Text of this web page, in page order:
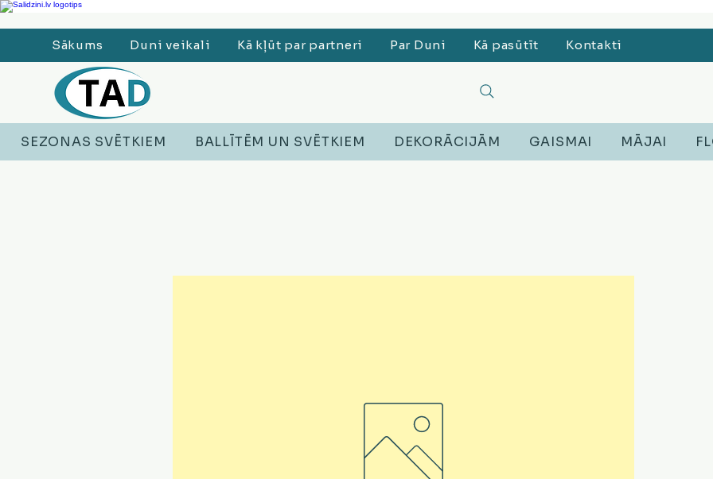
Ledusskapji, Sadzīves tehnika, Smaržas, Operatīvā atmiņa, Putekļu sūcēji, Lego, Austiņas
Sākums Duni veikali Kā kļūt par partneri Par Duni Kā pasūtīt Kontakti
SEZONAS SVĒTKIEM BALLĪTĒM UN SVĒTKIEM DEKORĀCIJĀM GAISMAI MĀJAI